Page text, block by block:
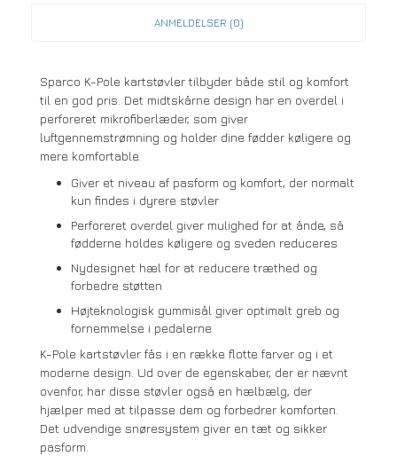
ANMELDELSER (0)
Sparco K-Pole kartstøvler tilbyder både stil og komfort
til en god pris. Det midtskårne design har en overdel i
perforeret mikrofiberlæder, som giver
luftgennemstrømning og holder dine fødder køligere og
mere komfortable.
Giver et niveau af pasform og komfort, der normalt
kun findes i dyrere støvler
Perforeret overdel giver mulighed for at ånde, så
fødderne holdes køligere og sveden reduceres
Nydesignet hæl for at reducere træthed og
forbedre støtten
Højteknologisk gummisål giver optimalt greb og
fornemmelse i pedalerne
K-Pole kartstøvler fås i en række flotte farver og i et
moderne design. Ud over de egenskaber, der er nævnt
ovenfor, har disse støvler også en hælbælg, der
hjælper med at tilpasse dem og forbedrer komforten.
Det udvendige snøresystem giver en tæt og sikker
pasform.